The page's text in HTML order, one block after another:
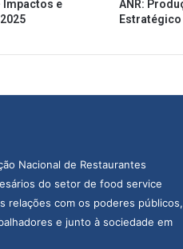
Impactos e
ANR:
Estratégico
Nacional de Restaurantes
do setor de food service
relações com os poderes públicos,
e junto à sociedade em